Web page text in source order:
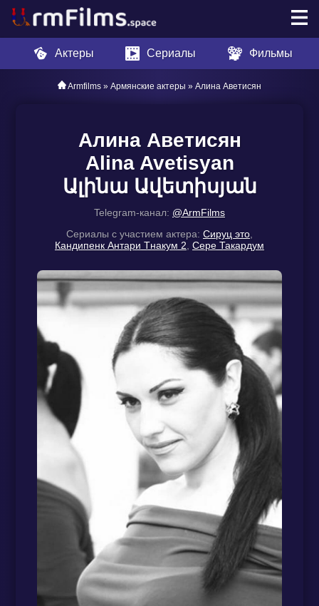
Актеры Сериалы Фильмы
Armfilms » Армянские актеры » Алина Аветисян
Алина Аветисян
Alina Avetisyan
Ալինա Ավետիսյան
Telegram-канал: @ArmFilms
Сериалы с участием актера: Сируц это
Кандипенк Антари Тнакум 2 Сере Такардум